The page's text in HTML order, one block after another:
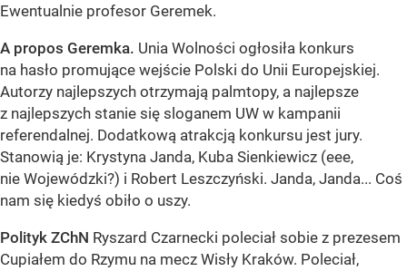
Ewentualnie profesor Geremek.
A propos Geremka. Unia Wolności ogłosiła konkurs
na hasło promujące wejście Polski do Unii Europejskiej.
Autorzy najlepszych otrzymają palmtopy, a najlepsze
z najlepszych stanie się sloganem UW w kampanii
referendalnej. Dodatkową atrakcją konkursu jest jury.
Stanowią je: Krystyna Janda, Kuba Sienkiewicz (eee,
nie Wojewódzki?) i Robert Leszczyński. Janda, Janda... Coś
nam się kiedyś obiło o uszy.
Polityk ZChN Ryszard Czarnecki poleciał sobie z prezesem
Cupiałem do Rzymu na mecz Wisły Kraków. Poleciał,